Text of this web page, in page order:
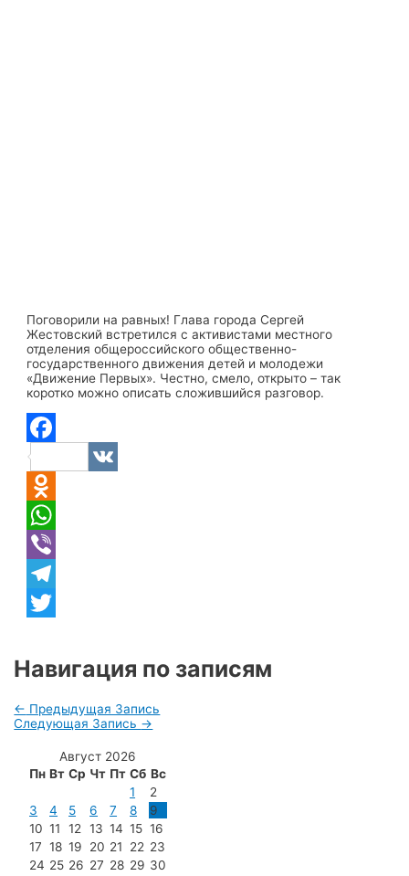
Поговорили на равных! Глава города Сергей
Жестовский встретился с активистами местного
отделения общероссийского общественно-
государственного движения детей и молодежи
«Движение Первых». Честно, смело, открыто – так
коротко можно описать сложившийся разговор.
Facebook
VK
Odnoklassniki
WhatsApp
Viber
Telegram
Навигация по записям
← Предыдущая Запись
Следующая Запись →
Август 2026
Пн Вт Ср Чт Пт Сб Вс
1
2
3
4 5 6 7 8
9
10 11 12 13 14 15 16
17 18 19 20 21 22 23
24 25 26 27 28 29 30